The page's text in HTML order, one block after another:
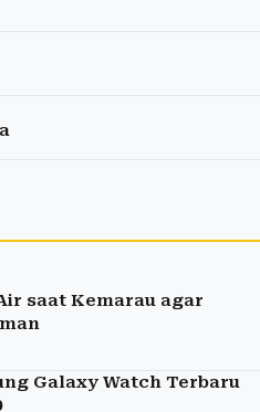
saat Kemarau agar
Galaxy Watch Terbaru